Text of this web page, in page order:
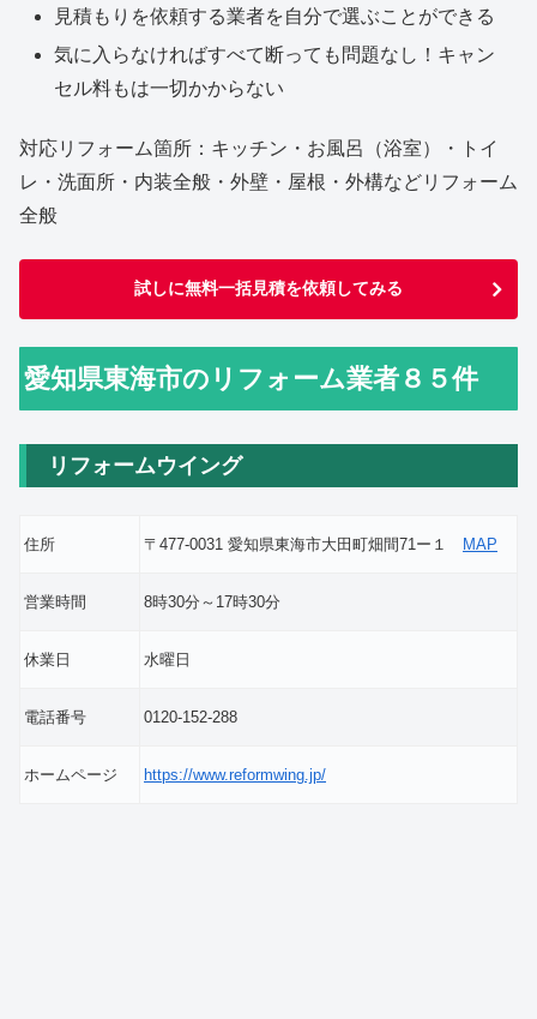
見積もりを依頼する業者を自分で選ぶことができる
気に入らなければすべて断っても問題なし！キャン
セル料もは一切かからない
対応リフォーム箇所：キッチン・お風呂（浴室）・トイ
レ・洗面所・内装全般・外壁・屋根・外構などリフォーム
全般
試しに無料一括見積を依頼してみる
愛知県東海市のリフォーム業者８５件
リフォームウイング
住所 〒477-0031 愛知県東海市大田町畑間71ー１ MAP
営業時間 8時30分～17時30分
休業日 水曜日
電話番号 0120-152-288
ホームページ https://www.reformwing.jp/